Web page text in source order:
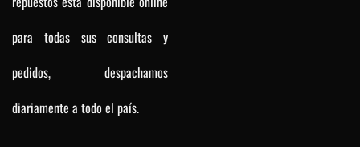
para todas sus consultas y
pedidos, despachamos
diariamente a todo el país.